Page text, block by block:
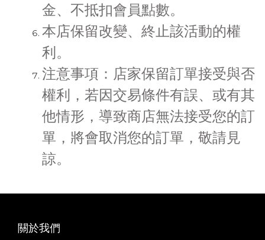
金、不抵扣會員點數。
本店保留改變、終止該活動的權
利。
注意事項：店家保留訂單接受與否
權利，若因交易條件有誤、或有其
他情形，導致商店無法接受您的訂
單，將會取消您的訂單，敬請見
諒。
關於我們